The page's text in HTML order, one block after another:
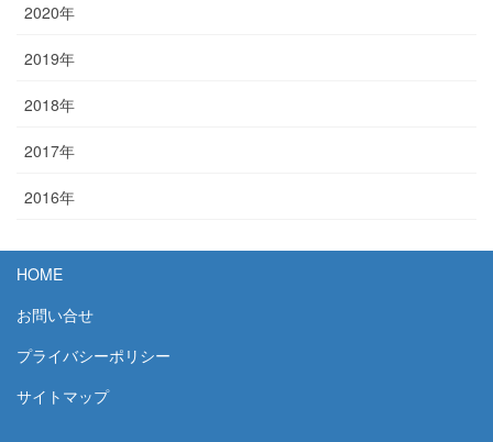
2020年
2019年
2018年
2017年
2016年
HOME
お問い合せ
プライバシーポリシー
サイトマップ